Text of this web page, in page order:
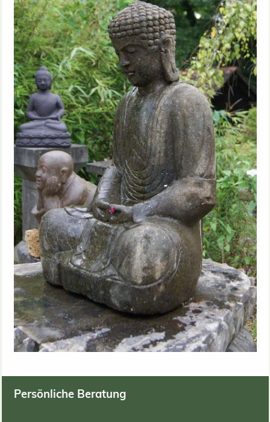
Persönliche Beratung